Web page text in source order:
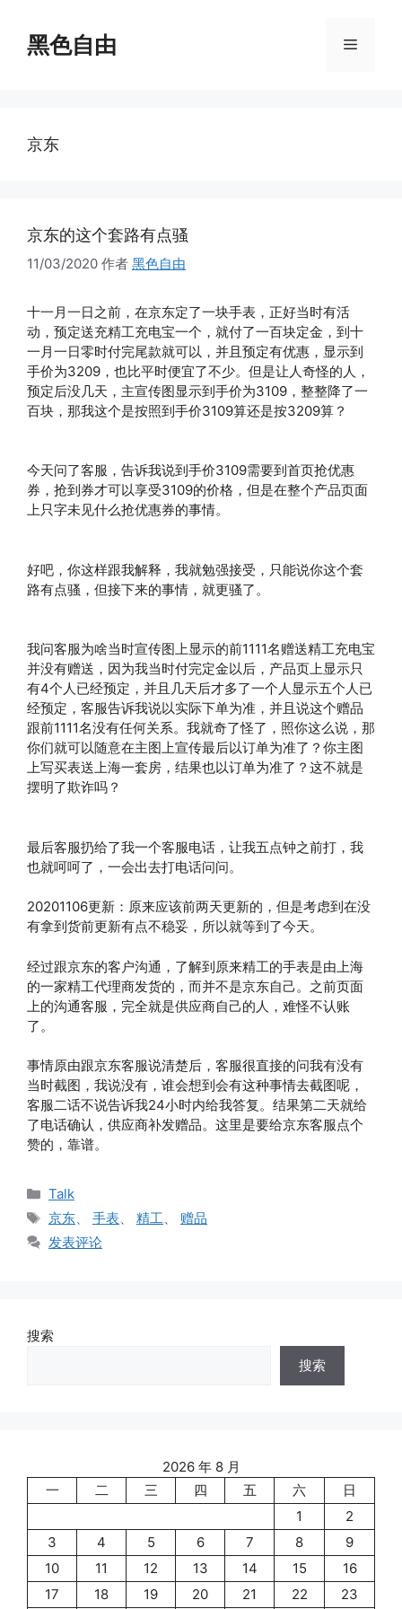
黑色自由 菜
京东
京东的这个套路有点骚
11/03/2020 作者 黑色自由
十一月一日之前，在京东定了一块手表，正好当时有活
动，预定送充精工充电宝一个，就付了一百块定金，到十
一月一日零时付完尾款就可以，并且预定有优惠，显示到
手价为3209，也比平时便宜了不少。但是让人奇怪的人，
预定后没几天，主宣传图显示到手价为3109，整整降了一
百块，那我这个是按照到手价3109算还是按3209算？
今天问了客服，告诉我说到手价3109需要到首页抢优惠
券，抢到券才可以享受3109的价格，但是在整个产品页面
上只字未见什么抢优惠券的事情。
好吧，你这样跟我解释，我就勉强接受，只能说你这个套
路有点骚，但接下来的事情，就更骚了。
我问客服为啥当时宣传图上显示的前1111名赠送精工充电宝
并没有赠送，因为我当时付完定金以后，产品页上显示只
有4个人已经预定，并且几天后才多了一个人显示五个人已
经预定，客服告诉我说以实际下单为准，并且说这个赠品
跟前1111名没有任何关系。我就奇了怪了，照你这么说，那
你们就可以随意在主图上宣传最后以订单为准了？你主图
上写买表送上海一套房，结果也以订单为准了？这不就是
摆明了欺诈吗？
最后客服扔给了我一个客服电话，让我五点钟之前打，我
也就呵呵了，一会出去打电话问问。
20201106更新：原来应该前两天更新的，但是考虑到在没
有拿到货前更新有点不稳妥，所以就等到了今天。
经过跟京东的客户沟通，了解到原来精工的手表是由上海
的一家精工代理商发货的，而并不是京东自己。之前页面
上的沟通客服，完全就是供应商自己的人，难怪不认账
了。
事情原由跟京东客服说清楚后，客服很直接的问我有没有
当时截图，我说没有，谁会想到会有这种事情去截图呢，
客服二话不说告诉我24小时内给我答复。结果第二天就给
了电话确认，供应商补发赠品。这里是要给京东客服点个
赞的，靠谱。
分
类
Talk
标
签
京东、 手表、 精工、 赠品
发表评论
搜索
搜索
2026 年 8 月
一
二 三 四 五 六
日
1
2
3
4 5 6 7 8
9
10
11 12 13 14 15
16
17
18 19 20 21 22 23